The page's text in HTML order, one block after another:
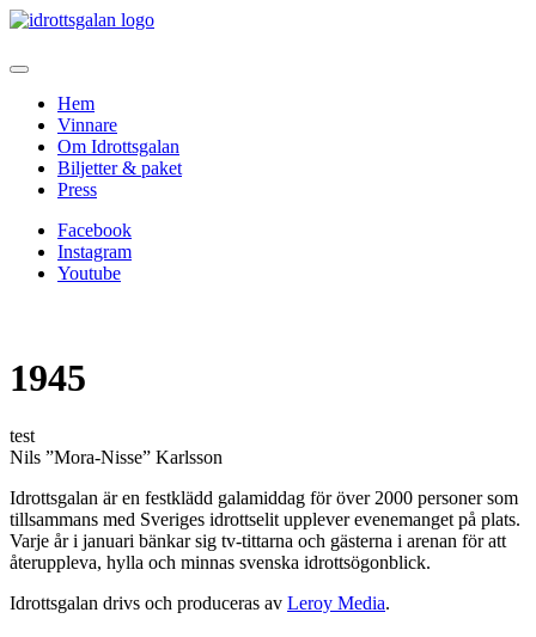
Hem
Vinnare
Om Idrottsgalan
Biljetter & paket
Press
Facebook
Instagram
Youtube
1945
test
Nils ”Mora-Nisse” Karlsson
Idrottsgalan är en festklädd galamiddag för över 2000 personer som
tillsammans med Sveriges idrottselit upplever evenemanget på plats.
Varje år i januari bänkar sig tv-tittarna och gästerna i arenan för att
återuppleva, hylla och minnas svenska idrottsögonblick.
Idrottsgalan drivs och produceras av Leroy Media.